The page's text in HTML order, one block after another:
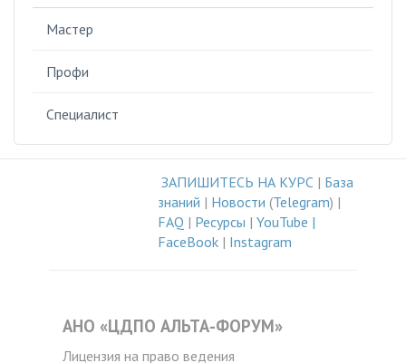
Мастер
Профи
Специалист
ЗАПИШИТЕСЬ НА КУРС | База
знаний | Новости (Telegram) |
FAQ | Ресурсы | YouTube |
FaceBook | Instagram
АНО «ЦДПО АЛЬТА-ФОРУМ»
Лицензия на право ведения